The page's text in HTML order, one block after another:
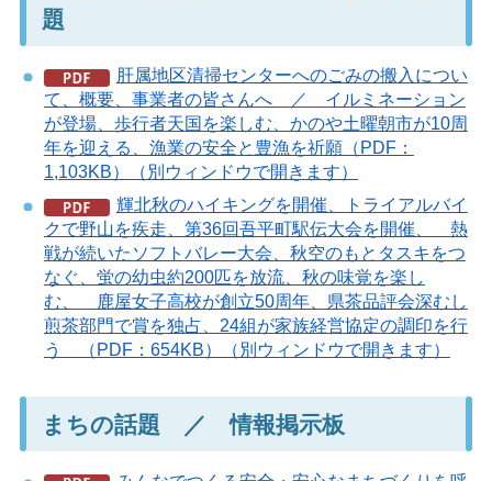
題
肝属地区清掃センターへのごみの搬入につい
て、概要、事業者の皆さんへ ／ イルミネーション
が登場、歩行者天国を楽しむ、かのや土曜朝市が10周
年を迎える、漁業の安全と豊漁を祈願（PDF：
1,103KB）（別ウィンドウで開きます）
輝北秋のハイキングを開催、トライアルバイ
クで野山を疾走、第36回吾平町駅伝大会を開催、 熱
戦が続いたソフトバレー大会、秋空のもとタスキをつ
なぐ、蛍の幼虫約200匹を放流、秋の味覚を楽し
む、 鹿屋女子高校が創立50周年、県茶品評会深むし
煎茶部門で賞を独占、24組が家族経営協定の調印を行
う （PDF：654KB）（別ウィンドウで開きます）
まちの話題 ／ 情報掲示板